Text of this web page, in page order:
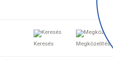
Keresés Megközelítés